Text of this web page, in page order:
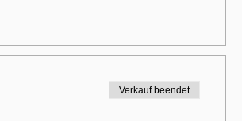
Verkauf beendet